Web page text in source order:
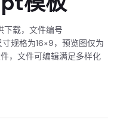
下载，文件编号
规格为16×9，预览图仅为
，文件可编辑满足多样化